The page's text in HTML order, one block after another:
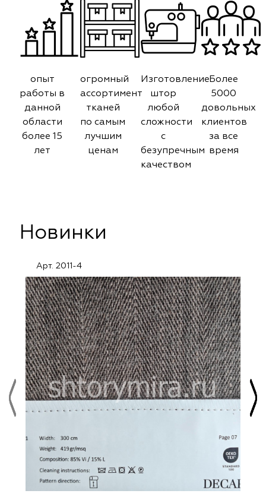
опыт
работы в
данной
области
более 15
лет
огромный
ассортимент
тканей
по самым
лучшим
ценам
Изготовление
штор
любой
сложности
с
безупречным
качеством
Более
5000
довольных
клиентов
за все
время
Новинки
Арт. 2011-4